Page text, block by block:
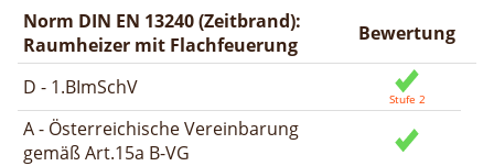
Norm DIN EN 13240 (Zeitbrand):
Raumheizer mit Flachfeuerung
Bewertung
D - 1.BImSchV
A - Österreichische Vereinbarung
gemäß Art.15a B-VG